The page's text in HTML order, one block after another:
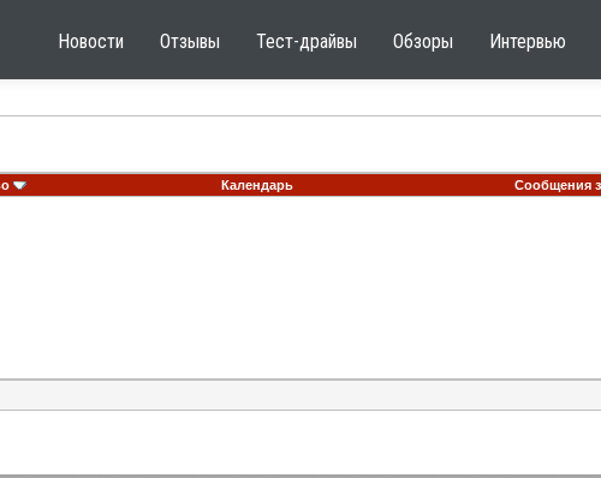
Новости Отзывы Тест-драйвы Обзоры Интервью
Календарь Сообщения